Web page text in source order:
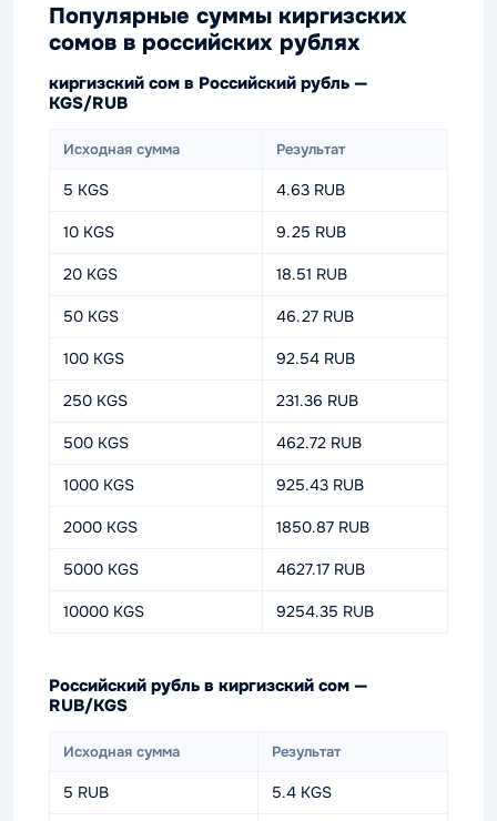
Популярные суммы киргизских
сомов в российских рублях
киргизский сом в Российский рубль —
KGS/RUB
Исходная сумма Результат
5 KGS 4.63 RUB
10 KGS 9.25 RUB
20 KGS 18.51 RUB
50 KGS 46.27 RUB
100 KGS 92.54 RUB
250 KGS 231.36 RUB
500 KGS 462.72 RUB
1000 KGS 925.43 RUB
2000 KGS 1850.87 RUB
5000 KGS 4627.17 RUB
10000 KGS 9254.35 RUB
Российский рубль в киргизский сом —
RUB/KGS
Исходная сумма Результат
5 RUB 5.4 KGS